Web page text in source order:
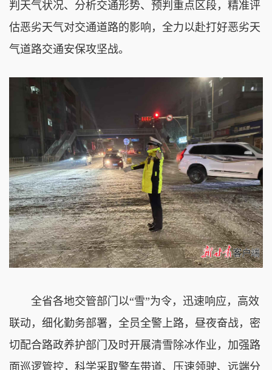
判天气状况、分析交通形势、预判重点区段，精准评
估恶劣天气对交通道路的影响，全力以赴打好恶劣天
气道路交通安保攻坚战。
全省各地交管部门以“雪”为令，迅速响应，高效
联动，细化勤务部署，全员全警上路，昼夜奋战，密
切配合路政养护部门及时开展清雪除冰作业，加强路
面巡逻管控，科学采取警车带道、压速领驶、远端分